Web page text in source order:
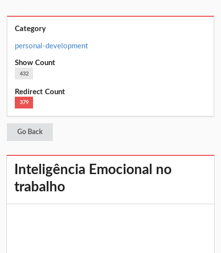
Category
personal-development
Show Count
432
Redirect Count
379
Go Back
Inteligência Emocional no
trabalho